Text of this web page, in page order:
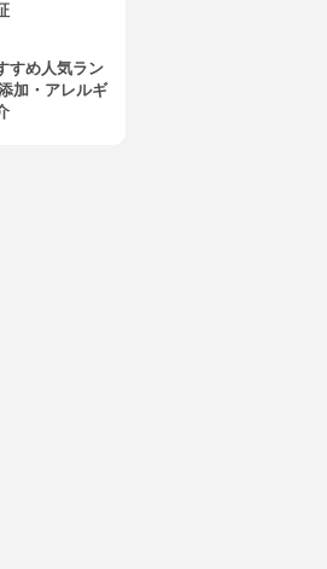
すめ人気ラン
加・アレルギ